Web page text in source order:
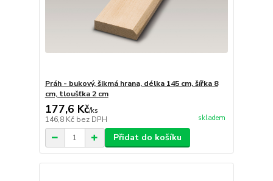
Práh - bukový, šikmá hrana, délka 145 cm, šířka 8
cm, tloušťka 2 cm
177,6 Kč/ks
146,8 Kč bez DPH skladem
Přidat do košíku